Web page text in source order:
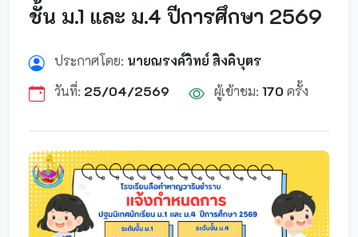
ชั้น ม.1 และ ม.4 ปีการศึกษา 2569
ประกาศโดย: นายณรงค์วิทย์ สิงคิบุตร
วันที่: 25/04/2569 ผู้เข้าชม: 170 ครั้ง